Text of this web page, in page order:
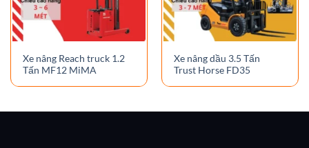
Xe nâng Reach truck 1.2
Tấn MF12 MiMA
Xe nâng dầu 3.5 Tấn
Trust Horse FD35